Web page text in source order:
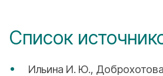
Список
Ильина И. Ю.,